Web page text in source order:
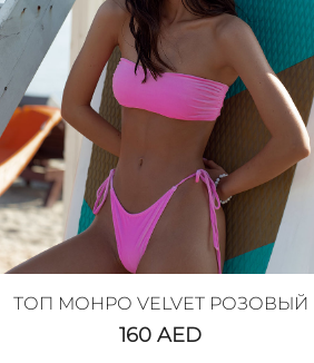
ТОП МОНРО VELVET РОЗОВЫЙ
160AED